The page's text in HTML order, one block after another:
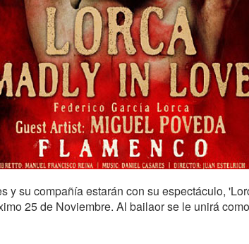
y su compañía estarán con su espectáculo,
25 de Noviembre. Al bailaor se le unirá